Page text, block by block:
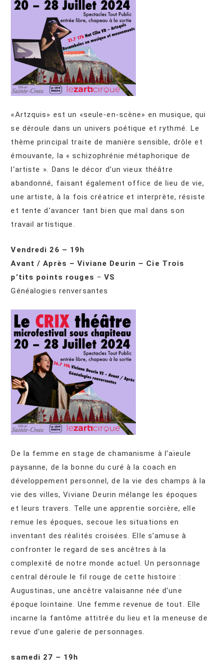
«Artzquis» est un «seule-en-scène» en musique, qui
se déroule dans un univers poétique et rythmé. Le
thème principal traite de manière sensible, drôle et
émouvante, la « schizophrénie métaphorique de
l’artiste ». Dans le décor d’un vieux théâtre
abandonné, faisant également office de lieu de vie,
une artiste, à la fois créatrice et interprète, résiste
et tente d’avancer tant bien que mal dans son
travail artistique.
Vendredi 26 – 19h
Avant / Après – Viviane Deurin – Cie Trois
p’tits points rouges –VS
Généalogies renversantes
De la femme en stage de chamanisme à l’aïeule
paysanne, de la bonne du curé à la coach en
développement personnel, de la vie des champs à la
vie des villes, Viviane Deurin mélange les époques
et leurs travers. Telle une apprentie sorcière, elle
remue les époques, secoue les situations en
inventant des réalités croisées. Elle s’amuse à
confronter le regard de ses ancêtres à la
complexité de notre monde actuel. Un personnage
central déroule le fil rouge de cette histoire :
Augustinas, une ancêtre valaisanne née d’une
époque lointaine. Une femme revenue de tout. Elle
incarne la fantôme attitrée du lieu et la meneuse de
revue d’une galerie de personnages.
samedi 27 – 19h